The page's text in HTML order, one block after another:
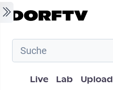
Skip to main content
Hauptnavigation
Live Lab Upload